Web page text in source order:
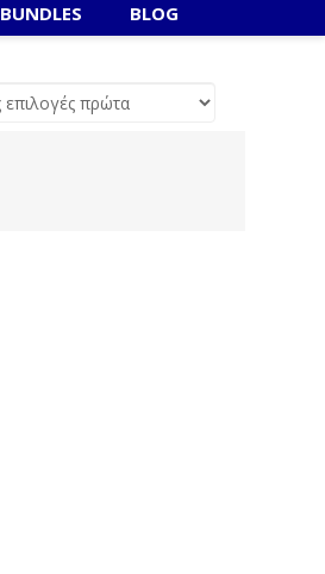
BUNDLES BLOG